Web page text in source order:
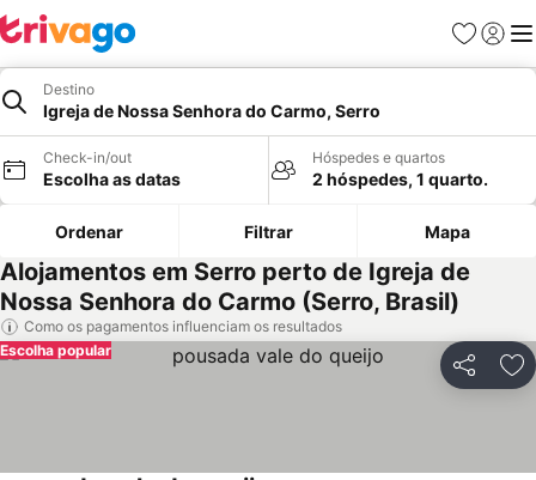
Favoritos
Iniciar
Destino
Igreja de Nossa Senhora do Carmo, Serro
Check-in/out
Escolha as datas
Hóspedes e quartos
2 hóspedes, 1 quarto.
Ordenar Filtrar Mapa
Alojamentos em Serro perto de Igreja de
Nossa Senhora do Carmo (Serro, Brasil)
Como os pagamentos influenciam os resultados
Partilhar
Escolha popular